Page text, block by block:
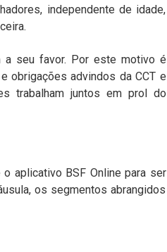
independente de idade,
a seu favor. Por este motivo é
obrigações advindos da CCT e
trabalham juntos em prol do
aplicativo BSF Online para ser
os segmentos abrangidos